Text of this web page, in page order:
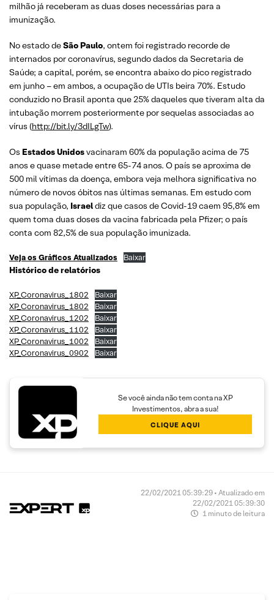
milhão já receberam as duas doses necessárias para a
imunização.
No estado deSão Paulo, ontem foi registrado recorde de
internados por coronavírus, segundo dados da Secretaria de
Saúde; a capital, porém, se encontra abaixo do pico registrado
em junho – em ambos, a ocupação de UTIs beira 70%. Estudo
conduzido no Brasil aponta que 25% daqueles que tiveram alta da
intubação morrem posteriormente por sequelas associadas ao
vírus (http://bit.ly/3dILgTw).
Os Estados Unidosvacinaram 60% da população acima de 75
anos e quase metade entre 65-74 anos. O país se aproxima de
500 mil vítimas da doença, embora veja melhora significativa no
número de novos óbitos nas últimas semanas. Em estudo com
sua população, Israeldiz que casos de Covid-19 caem 95,8% em
quem toma duas doses da vacina fabricada pela Pfizer; o país
conta com 82,5% de sua população imunizada.
Veja os Gráficos Atualizados Baixar
Histórico de relatórios
XP_Coronavirus_1802
Baixar
XP_Coronavirus_1802
Baixar
XP_Coronavirus_1202
Baixar
XP_Coronavirus_1102
Baixar
XP_Coronavirus_1002
Baixar
XP_Coronavirus_0902
Baixar
Se você ainda não tem conta na XP
Investimentos, abra a sua!
CLIQUE AQUI
22/02/2021 05:39:29 • Atualizado em
22/02/2021 05:39:30
1 minuto de leitura